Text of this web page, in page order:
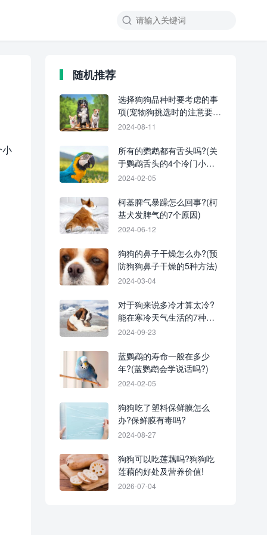
随机推荐
选择狗狗品种时要考虑的事
项(宠物狗挑选时的注意要
点)
2024-08-11
所有的鹦鹉都有舌头吗?(关
于鹦鹉舌头的4个冷门小知
识)
2024-02-05
柯基脾气暴躁怎么回事?(柯
基犬发脾气的7个原因)
2024-06-12
狗狗的鼻子干燥怎么办?(预
防狗狗鼻子干燥的5种方法)
2024-03-04
对于狗来说多冷才算太冷?
能在寒冷天气生活的7种狗
狗品种!
2024-09-23
蓝鹦鹉的寿命一般在多少
年?(蓝鹦鹉会学说话吗?)
2024-02-05
狗狗吃了塑料保鲜膜怎么
办?保鲜膜有毒吗?
2024-08-27
狗狗可以吃莲藕吗?狗狗吃
莲藕的好处及营养价值!
2026-07-04